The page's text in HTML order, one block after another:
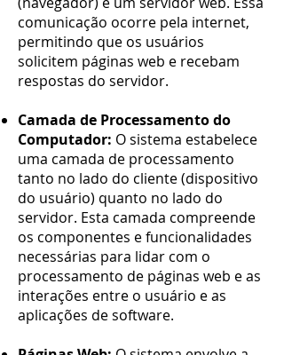
comunicação ocorre pela internet,
permitindo que os usuários
solicitem páginas web e recebam
respostas do servidor.
Camada de Processamento do
Computador: O sistema estabelece
uma camada de processamento
tanto no lado do cliente (dispositivo
do usuário) quanto no lado do
servidor. Esta camada compreende
os componentes e funcionalidades
necessárias para lidar com o
processamento de páginas web e as
interações entre o usuário e as
aplicações de software.